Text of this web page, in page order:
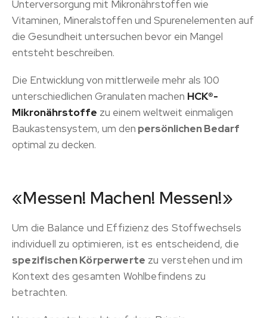
Unterversorgung mit Mikronährstoffen wie
Vitaminen, Mineralstoffen und Spurenelementen auf
die Gesundheit untersuchen bevor ein Mangel
entsteht beschreiben.
Die Entwicklung von mittlerweile mehr als 100
unterschiedlichen Granulaten machen HCK®-
Mikronährstoffe zu einem weltweit einmaligen
Baukastensystem, um den persönlichen Bedarf
optimal zu decken.
«Messen! Machen! Messen!»
Um die Balance und Effizienz des Stoffwechsels
individuell zu optimieren, ist es entscheidend, die
spezifischen Körperwerte zu verstehen und im
Kontext des gesamten Wohlbefindens zu
betrachten.